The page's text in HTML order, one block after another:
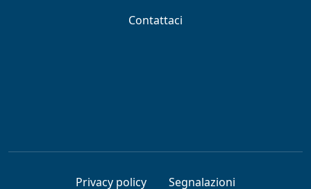
Contattaci
Privacy policy Segnalazioni